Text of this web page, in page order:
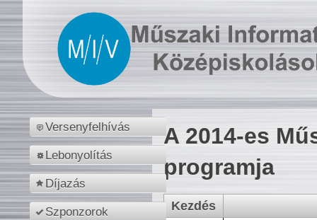
Versenyfelhívás
Lebonyolítás
Díjazás
Szponzorok
A 2014-es
programja
Kezdés